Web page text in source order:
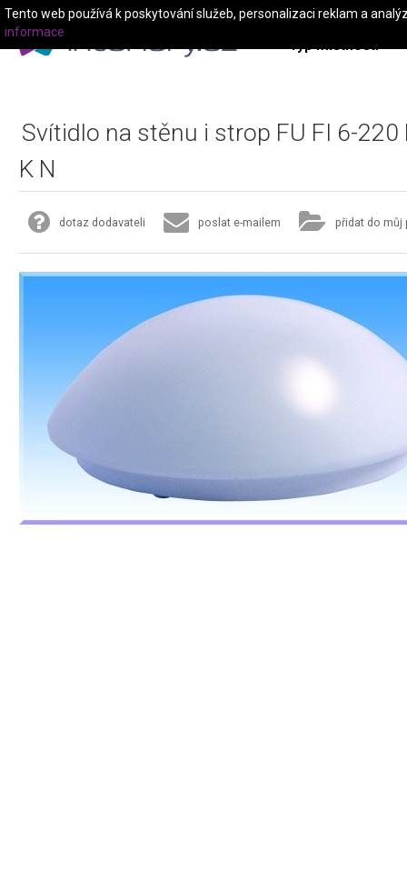
Typ místnosti
Svítidlo na stěnu i strop FU FI 6-220
K N
dotaz dodavateli poslat e-mailem přidat do můj
Tento web používá k poskytování služeb, personalizaci reklam a
informace